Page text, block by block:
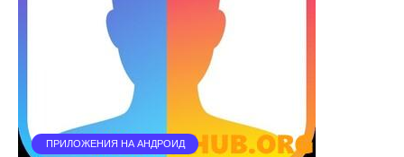
ПРИЛОЖЕНИЯ НА АНДРОИД